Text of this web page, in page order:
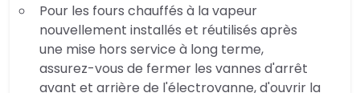
Pour les fours chauffés à la vapeur
nouvellement installés et réutilisés après
une mise hors service à long terme,
assurez-vous de fermer les vannes d'arrêt
avant et arrière de l'électrovanne, d'ouvrir la